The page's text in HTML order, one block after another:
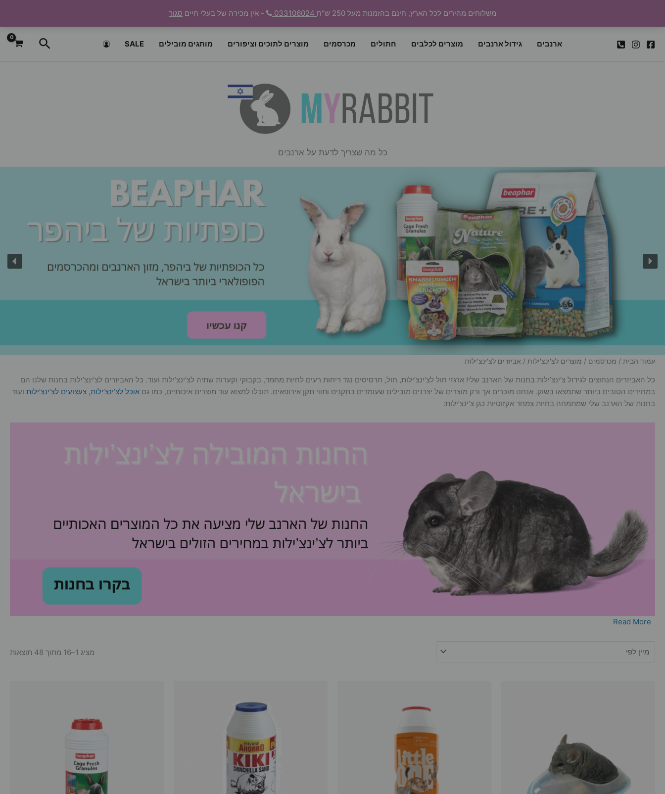
משלוחים מהירים לכל הארץ, חינם בהזמנות מעל 250 ש"ח - אין מכירה של בעלי חיים סגור
ארנבים גידול ארנבים מוצרים לכלבים חתולים מכרסמים מוצרים לתוכים וציפורים מותגים מובילים SALE חיפוש
כל מה שצריך לדעת על ארנבים
עמוד הבית / מכרסמים / מוצרים לצ'ינצ'ילות / אביזרים לצ'ינצ'ילות
כל האביזרים הנחוצים לגידול צ’ינצ’ילות בחנות של הארנב שלי! ארגזי חול לצ’ינצ’ילות, חול, תרסיסים נגד ריחות רעים לחיות מחמד, בקבוקי וקערות שתיה לצ’ינצ’ילות ועוד. כל האביזרים לצ’ינצ’ילות בחנות שלנו הם
במחירים הטובים ביותר שתמצאו בשוק. אנחנו מוכרים אך ורק מוצרים של יצרנים מובילים שעומדים בתקנים ותווי תקן אירופאים. תוכלו למצוא עוד מוצרים איכותיים, כמו גם אוכל לצ’ינצ’ילות, צעצועים לצ’ינצ’ילות ועוד
בחנות של הארנב שלי שמתמחה בחיות צמחד אקזוטיות כגן צ’ינצ’ילות:
מציג 1–16 מתוך 48 תוצאות